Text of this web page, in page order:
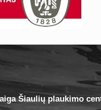
Šiaulių plaukimo